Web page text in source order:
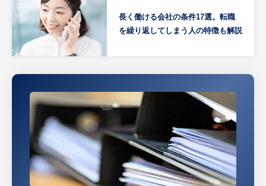
長く働ける会社の条件17選。転職
を繰り返してしまう人の特徴も解説